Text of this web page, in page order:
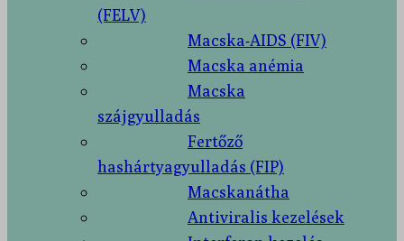
(FELV)
Macska-AIDS (FIV)
Macska anémia
Macska
szájgyulladás
Fertőző
hashártyagyulladás (FIP)
Macskanátha
Antiviralis kezelések